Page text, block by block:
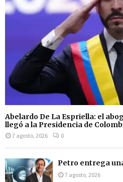
Abelardo De La Espriella: el
llegó a la Presidencia de
7 agosto, 2026 0
Petro entrega
7 agosto, 2026